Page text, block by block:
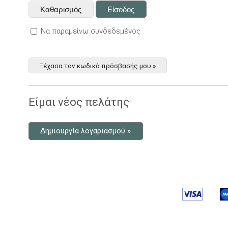
Να παραμείνω συνδεδεμένος
Ξέχασα τον κωδικό πρόσβασής μου »
Είμαι νέος πελάτης
Δημιουργία λογαριασμού »